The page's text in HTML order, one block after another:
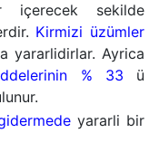
sekilde
Kirmizi üzümler
yararlidirlar. Ayrica
% 33 ü
yararli bir